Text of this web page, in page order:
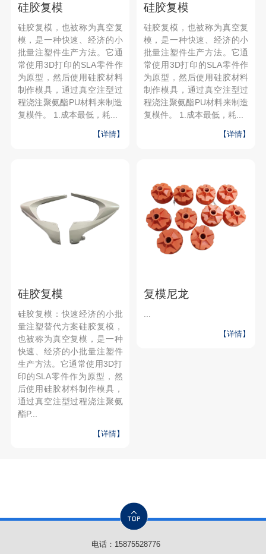
硅胶复模
硅胶复模，也被称为真空复
模，是一种快速、经济的小
批量注塑件生产方法。它通
常使用3D打印的SLA零件作
为原型，然后使用硅胶材料
制作模具，通过真空注型过
程浇注聚氨酯PU材料来制造
复模件。 1.成本最低，耗...
【详情】
硅胶复模
硅胶复模，也被称为真空复
模，是一种快速、经济的小
批量注塑件生产方法。它通
常使用3D打印的SLA零件作
为原型，然后使用硅胶材料
制作模具，通过真空注型过
程浇注聚氨酯PU材料来制造
复模件。 1.成本最低，耗...
【详情】
硅胶复模
硅胶复模：快速经济的小批
量注塑替代方案硅胶复模，
也被称为真空复模，是一种
快速、经济的小批量注塑件
生产方法。它通常使用3D打
印的SLA零件作为原型，然
后使用硅胶材料制作模具，
通过真空注型过程浇注聚氨
酯P...
【详情】
复模尼龙
...
【详情】
电话： 15875528776